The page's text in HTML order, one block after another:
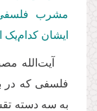
مشرب
ایشان
آیت‌الله
فلسفی که در
به سه دسته